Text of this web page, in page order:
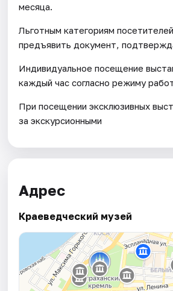
месяца.
Льготным категориям
предъявить документ,
Индивидуальное посещение
каждый час согласно режиму
При посещении эксклюзивных
за экскурсионными
Адрес
Краеведческий музей